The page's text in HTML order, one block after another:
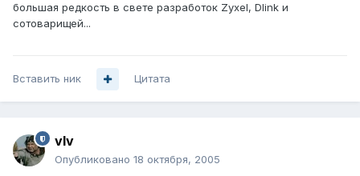
большая редкость в свете разработок Zyxel, Dlink и
сотоварищей...
Вставить ник Цитата
vIv
Опубликовано 18 октября, 2005